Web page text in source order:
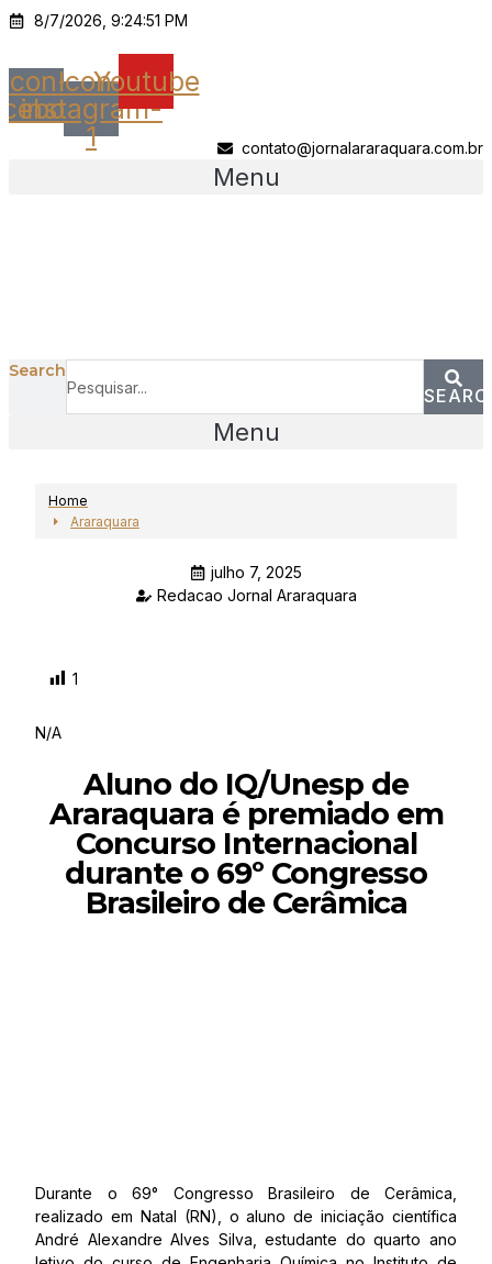
Ir
o
conteúdo
8/7/2026, 9:24:51 PM
Icon-Icon-
instagram-
1
Youtube
contato@jornalararaquara.com.br
Menu
Search
Menu
Home
Araraquara
julho 7, 2025
Redacao Jornal Araraquara
1
N/A
Aluno do IQ/Unesp de
Araraquara é premiado em
Concurso Internacional
durante o 69º Congresso
Brasileiro de Cerâmica
Durante o 69° Congresso Brasileiro de Cerâmica,
realizado em Natal (RN), o aluno de iniciação científica
André Alexandre Alves Silva, estudante do quarto ano